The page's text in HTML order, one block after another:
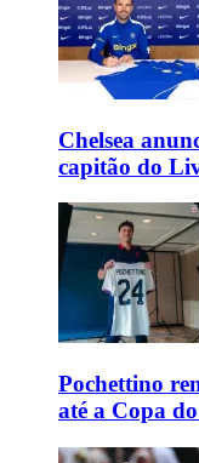
Chelsea
capitão do
Pochettino
até a Copa